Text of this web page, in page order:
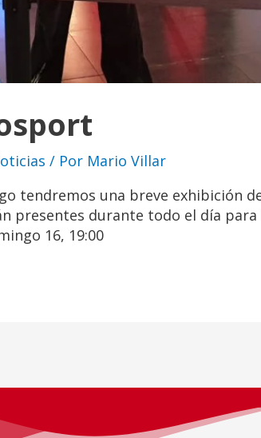
/ Por Mario Villar
tendremos una breve exhibición
presentes durante todo el día
16, 19:00